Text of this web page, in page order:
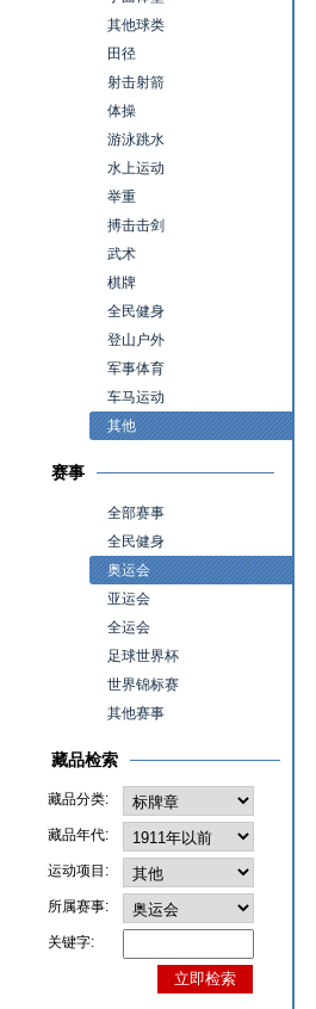
其他球类
田径
射击射箭
体操
游泳跳水
水上运动
举重
搏击击剑
武术
棋牌
全民健身
登山户外
军事体育
车马运动
其他
赛事
全部赛事
全民健身
奥运会
亚运会
全运会
足球世界杯
世界锦标赛
其他赛事
藏品检索
藏品分类:
藏品年代:
运动项目:
所属赛事:
关键字: